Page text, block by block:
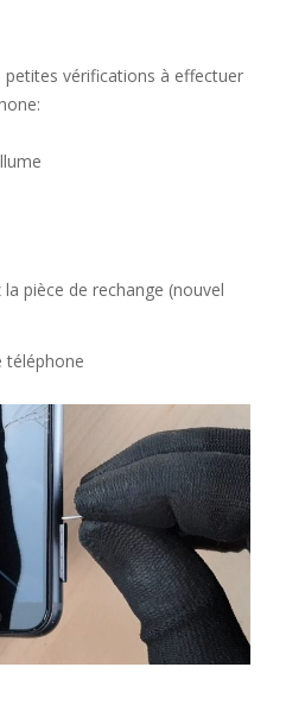
petites vérifications à effectuer
la pièce de rechange (nouvel
téléphone